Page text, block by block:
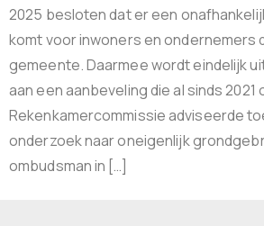
2025 besloten dat er een
komt voor inwoners en ondernemers
gemeente. Daarmee wordt eindelijk
aan een aanbeveling die al sinds 2021
Rekenkamercommissie adviseerde
onderzoek naar oneigenlijk
ombudsman in […]